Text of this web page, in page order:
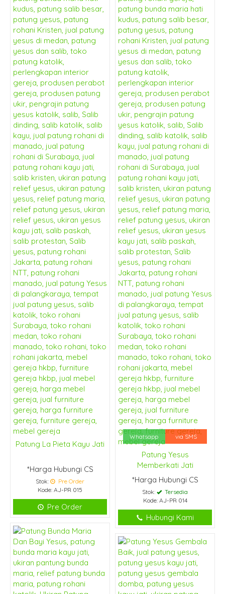
Patung La Pieta Kayu Jati
*Harga Hubungi CS
Stok:
Pre Order
Kode: AJ-PR 015
Pre Order
Whatsapp via SMS
Patung Yesus
Memberkati Jati
*Harga Hubungi CS
Stok:
Tersedia
Kode: AJ-PR 014
Hubungi Kami